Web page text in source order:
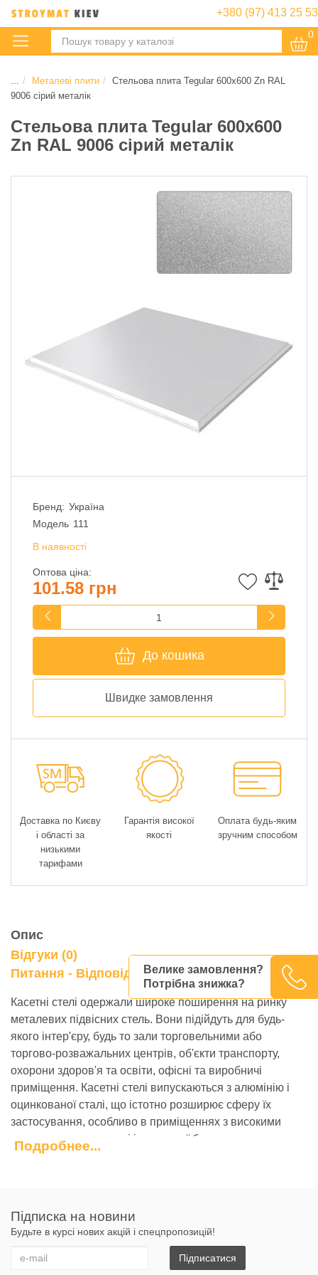
+380 (97) 413 25 53
0
Металеві плити
Стельова плита Tegular 600х600 Zn RAL
9006 сірий металік
Стельова плита Tegular 600х600
Zn RAL 9006 сірий металік
Бренд: Україна
Модель 111
В наявності
Оптова ціна:
101.58 грн
До кошика
Швидке замовлення
Велике замовлення?
Потрібна знижка?
Доставка по Києву
і області за
низькими
тарифами
Гарантія високої
якості
Оплата будь-яким
зручним способом
Опис
Відгуки (0)
Питання - Відповідь
Касетні стелі одержали широке поширення на ринку
металевих підвісних стель. Вони підійдуть для будь-
якого інтер'єру, будь то зали торговельними або
торгово-розважальних центрів, об'єкти транспорту,
охорони здоров'я та освіти, офісні та виробничі
приміщення. Касетні стелі випускаються з алюмінію і
оцинкованої сталі, що істотно розширює сферу їх
застосування, особливо в приміщеннях з високими
вимогами до вологості і пожежної безпеки.
людей;
санітарного призначення;
з високим вмістом вологості;
Подробнее...
Підписка на новини
Будьте в курсі нових акцій і спецпропозицій!
Підписатися